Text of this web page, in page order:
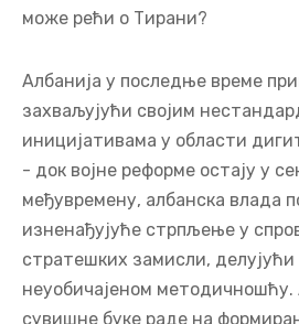
може рећи о Тирани?
Албанија у последње време
захваљујући својим
иницијативама у области
- док војне реформе остају у
међувремену, албанска влада
изненађујуће стрпљење у
стратешких замисли, делујући
неуобичајеном методичношћу.
сувишне буке раде на